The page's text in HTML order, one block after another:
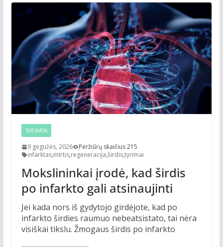
SVEIKATA
9 gegužės, 2026
Peržiūrų skaičius 215
infarktas,mirtis,regeneracija,širdis,tyrimai
Mokslininkai įrodė, kad širdis
po infarkto gali atsinaujinti
Jei kada nors iš gydytojo girdėjote, kad po
infarkto širdies raumuo nebeatsistato, tai nėra
visiškai tikslu. Žmogaus širdis po infarkto